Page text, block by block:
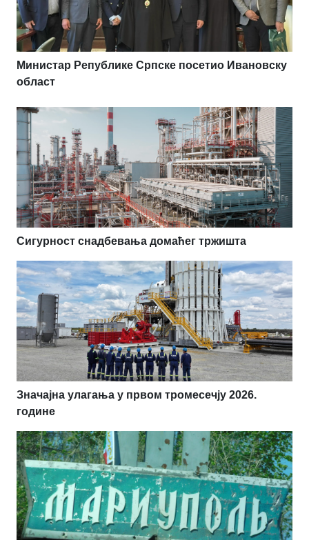
Министар Републике Српске посетио Ивановску
област
Сигурност снадбевања домаћег тржишта
Значајна улагања у првом тромесечју 2026.
године